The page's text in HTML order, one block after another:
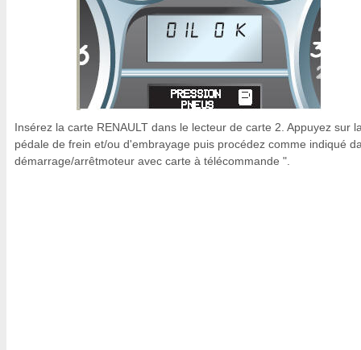
Insérez la carte RENAULT dans le lecteur de carte 2. Appuyez sur
pédale de frein et/ou d'embrayage puis procédez comme indiqué
démarrage/arrêtmoteur avec carte à télécommande ".